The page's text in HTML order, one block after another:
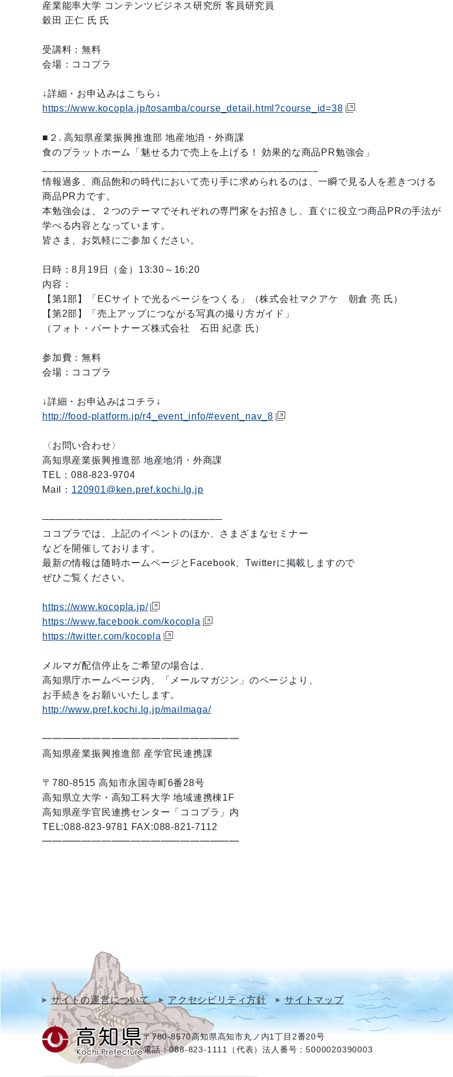
産業能率大学 コンテンツビジネス研究所 客員研究員
穀田 正仁 氏 氏
受講料：無料
会場：ココプラ
↓詳細・お申込みはこちら↓
https://www.kocopla.jp/tosamba/course_detail.html?course_id=38
■２. 高知県産業振興推進部 地産地消・外商課
食のプラットホーム「魅せる力で売上を上げる！ 効果的な商品PR勉強会」
情報過多、商品飽和の時代において売り手に求められるのは、一瞬で見る人を惹きつける
商品PR力です。
本勉強会は、２つのテーマでそれぞれの専門家をお招きし、直ぐに役立つ商品PRの手法が
学べる内容となっています。
皆さま、お気軽にご参加ください。
日時：8月19日（金）13:30～16:20
内容：
【第1部】「ECサイトで光るページをつくる」（株式会社マクアケ 朝倉 亮 氏）
【第2部】「売上アップにつながる写真の撮り方ガイド」
（フォト・パートナーズ株式会社 石田 紀彦 氏）
参加費：無料
会場：ココプラ
↓詳細・お申込みはコチラ↓
http://food-platform.jp/r4_event_info/#event_nav_8
〈お問い合わせ〉
高知県産業振興推進部 地産地消・外商課
TEL：088-823-9704
Mail： 120901@ken.pref.kochi.lg.jp
──────────────────────────
ココプラでは、上記のイベントのほか、さまざまなセミナー
などを開催しております。
最新の情報は随時ホームページとFacebook、Twitterに掲載しますので
ぜひご覧ください。
https://www.kocopla.jp/
https://www.facebook.com/kocopla
https://twitter.com/kocopla
メルマガ配信停止をご希望の場合は、
高知県庁ホームページ内、「メールマガジン」のページより、
お手続きをお願いいたします。
http://www.pref.kochi.lg.jp/mailmaga/
━━━━━━━━━━━━━━━━━━━━
高知県産業振興推進部 産学官民連携課
〒780-8515 高知市永国寺町6番28号
高知県立大学・高知工科大学 地域連携棟1F
高知県産学官民連携センター「ココプラ」内
TEL:088-823-9781 FAX:088-821-7112
━━━━━━━━━━━━━━━━━━━━
サイトの運営について アクセシビリティ方針 サイトマップ
〒780-8570高知県高知市丸ノ内1丁目2番20号
電話：088-823-1111（代表）法人番号：5000020390003